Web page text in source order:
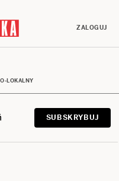
ZALOGUJ
LOKALNY
SUBSKRYBUJ